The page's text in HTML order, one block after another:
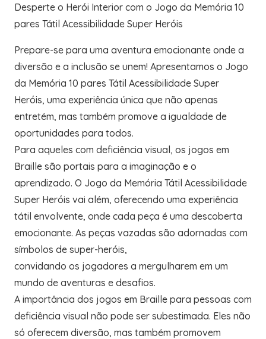
Desperte o Herói Interior com o Jogo da Memória 10
pares Tátil Acessibilidade Super Heróis
Prepare-se para uma aventura emocionante onde a
diversão e a inclusão se unem! Apresentamos o Jogo
da Memória 10 pares Tátil Acessibilidade Super
Heróis, uma experiência única que não apenas
entretém, mas também promove a igualdade de
oportunidades para todos.
Para aqueles com deficiência visual, os jogos em
Braille são portais para a imaginação e o
aprendizado. O Jogo da Memória Tátil Acessibilidade
Super Heróis vai além, oferecendo uma experiência
tátil envolvente, onde cada peça é uma descoberta
emocionante. As peças vazadas são adornadas com
símbolos de super-heróis,
convidando os jogadores a mergulharem em um
mundo de aventuras e desafios.
A importância dos jogos em Braille para pessoas com
deficiência visual não pode ser subestimada. Eles não
só oferecem diversão, mas também promovem